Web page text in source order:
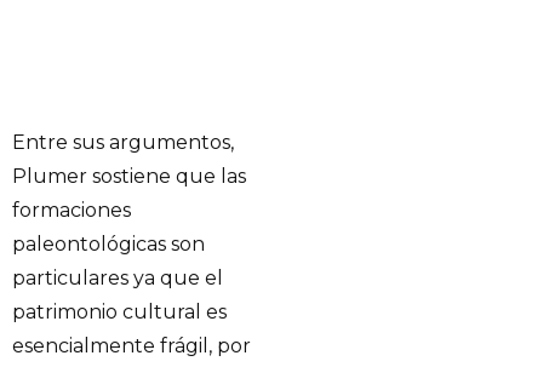
Entre sus argumentos,
Plumer sostiene que las
formaciones
paleontológicas son
particulares ya que el
patrimonio cultural es
esencialmente frágil, por